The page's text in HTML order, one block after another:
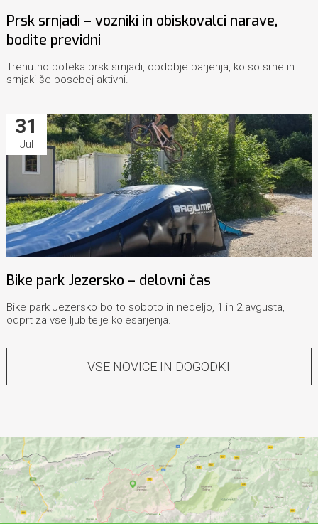
Prsk srnjadi – vozniki in obiskovalci narave,
bodite previdni
Trenutno poteka prsk srnjadi, obdobje parjenja, ko so srne in
srnjaki še posebej aktivni.
31
Jul
Bike park Jezersko – delovni čas
Bike park Jezersko bo to soboto in nedeljo, 1.in 2.avgusta,
odprt za vse ljubitelje kolesarjenja.
VSE NOVICE IN DOGODKI